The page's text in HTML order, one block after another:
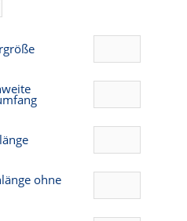
ohne